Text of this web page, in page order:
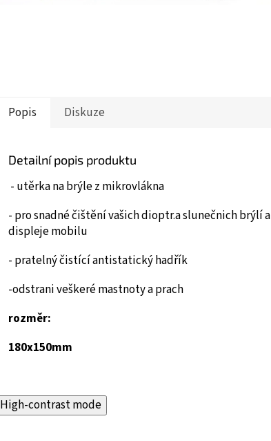
Popis Diskuze
Detailní popis produktu
- utěrka na brýle z mikrovlákna
- pro snadné čištění vašich dioptr.a slunečnich brýlí a
displeje mobilu
- pratelný čistící antistatický hadřík
-odstrani veškeré mastnoty a prach
rozměr:
180x150mm
High-contrast mode